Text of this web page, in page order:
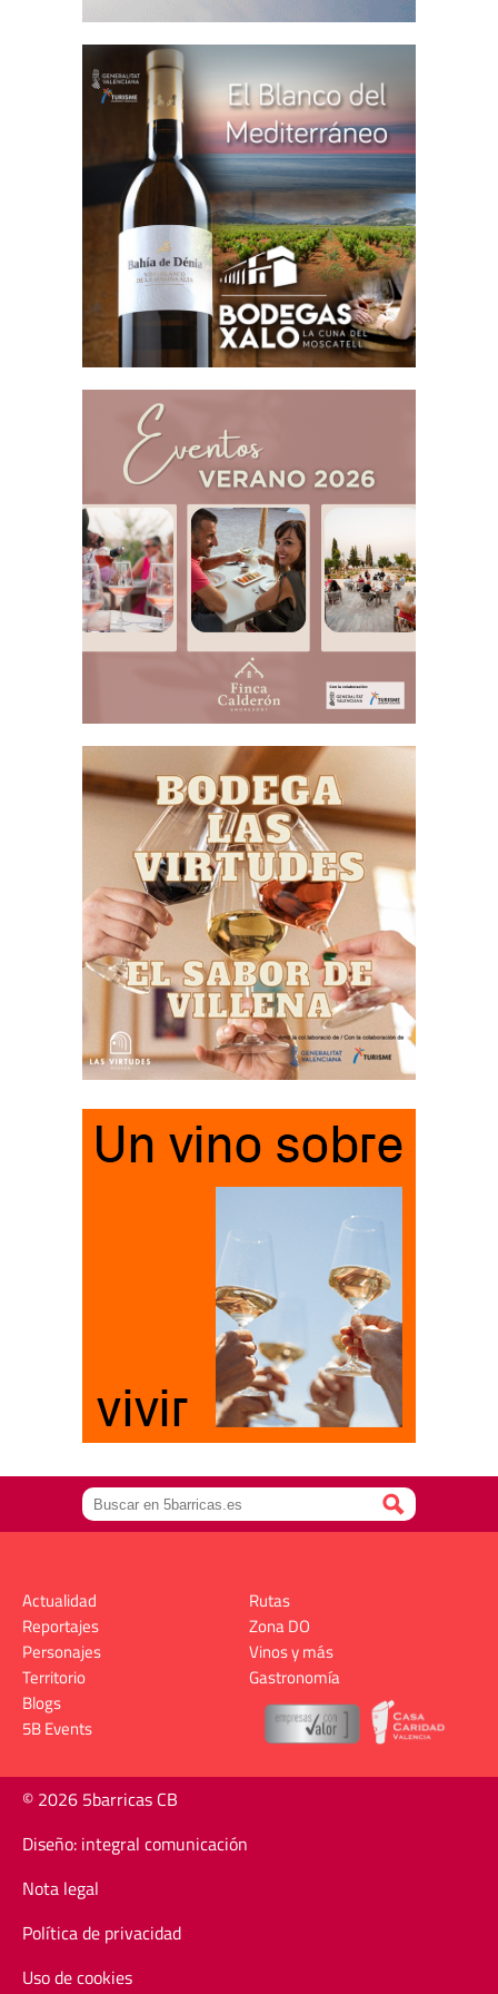
Actualidad
Reportajes
Personajes
Territorio
Rutas
Zona DO
Vinos y más
Gastronomía
Blogs
5B Events
© 2026 5barricas CB
Diseño: integral comunicación
Nota legal
Política de privacidad
Uso de cookies